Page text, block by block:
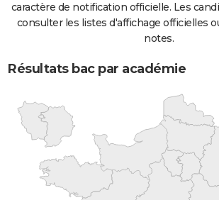
caractère de notification officielle. Les
consulter les listes d'affichage officielles
notes.
Résultats bac par académie